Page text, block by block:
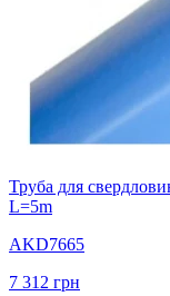
Труба для
L=5m
AKD7665
7 312 грн